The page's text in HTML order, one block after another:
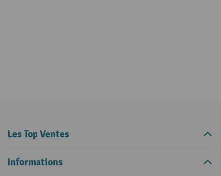
Les Top Ventes
Informations